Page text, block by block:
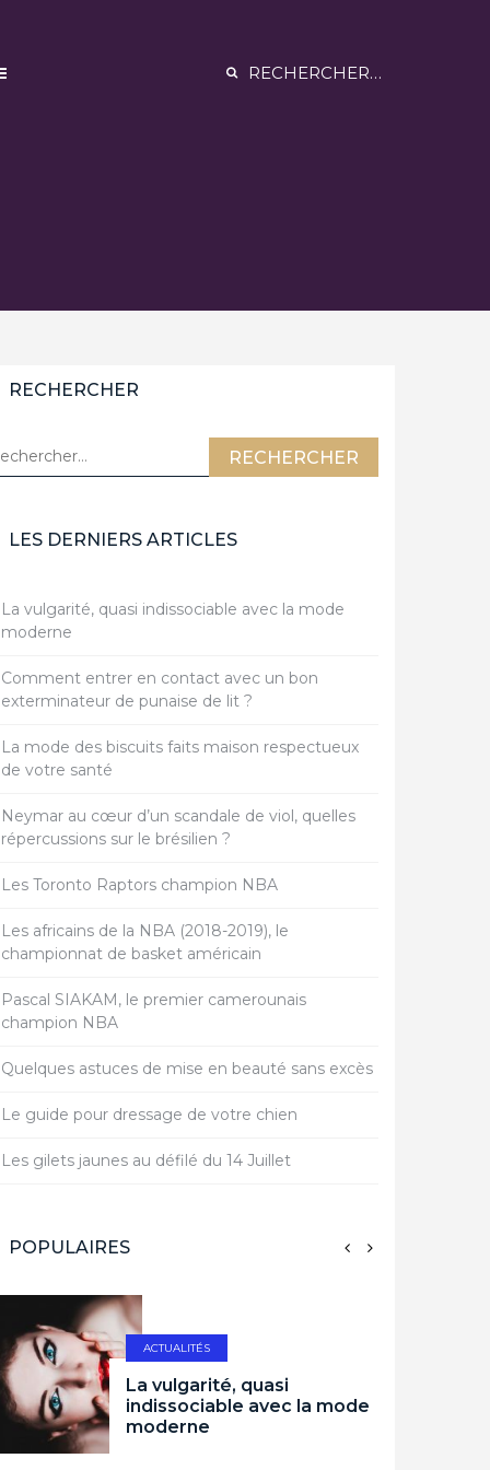
RECHERCHER
:
LES DERNIERS ARTICLES
La vulgarité, quasi indissociable avec la mode
moderne
Comment entrer en contact avec un bon
exterminateur de punaise de lit ?
La mode des biscuits faits maison respectueux
de votre santé
Neymar au cœur d’un scandale de viol, quelles
répercussions sur le brésilien ?
Les Toronto Raptors champion NBA
Les africains de la NBA (2018-2019), le
championnat de basket américain
Pascal SIAKAM, le premier camerounais
champion NBA
Quelques astuces de mise en beauté sans excès
Le guide pour dressage de votre chien
Les gilets jaunes au défilé du 14 Juillet
POPULAIRES
ACTUALITÉS
La vulgarité, quasi
indissociable avec la mode
moderne